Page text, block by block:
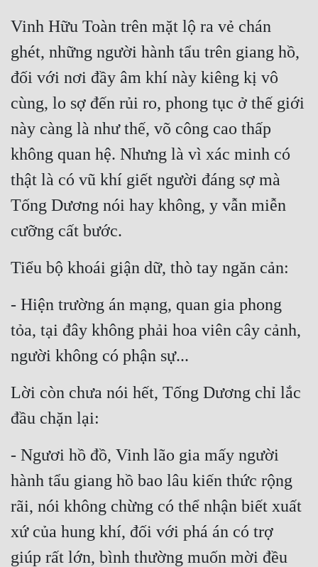
Vô Địch
Võ Hiệp
Xuyên Nhanh
Xuyên Sách
Xuyên Thư
Điền Văn
Đô Thị
Đông Phương Huyền Huyễn
Cẩu Đạo Trường Sinh
Ngự Thú
Truyện Nam
Truyện Nữ
Vô Địch Lưu
Xây Dựng Thế Lực
Vinh Hữu Toàn trên mặt lộ ra vẻ chán
ghét, những người hành tẩu trên giang hồ,
đối với nơi đầy âm khí này kiêng kị vô
cùng, lo sợ đến rủi ro, phong tục ở thế giới
này càng là như thế, võ công cao thấp
không quan hệ. Nhưng là vì xác minh có
thật là có vũ khí giết người đáng sợ mà
Tống Dương nói hay không, y vẫn miễn
cưỡng cất bước.
Tiểu bộ khoái giận dữ, thò tay ngăn cản:
- Hiện trường án mạng, quan gia phong
tỏa, tại đây không phải hoa viên cây cảnh,
người không có phận sự...
Lời còn chưa nói hết, Tống Dương chỉ lắc
đầu chặn lại:
- Ngươi hồ đồ, Vinh lão gia mấy người
hành tẩu giang hồ bao lâu kiến thức rộng
rãi, nói không chừng có thể nhận biết xuất
xứ của hung khí, đối với phá án có trợ
giúp rất lớn, bình thường muốn mời đều